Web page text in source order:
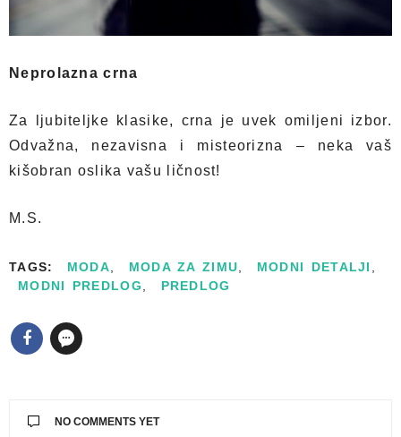
Neprolazna crna
Za ljubiteljke klasike, crna je uvek omiljeni izbor.
Odvažna, nezavisna i misteorizna – neka vaš
kišobran oslika vašu ličnost!
M.S.
TAGS: MODA, MODA ZA ZIMU, MODNI DETALJI ,
MODNI PREDLOG, PREDLOG
NO COMMENTS YET